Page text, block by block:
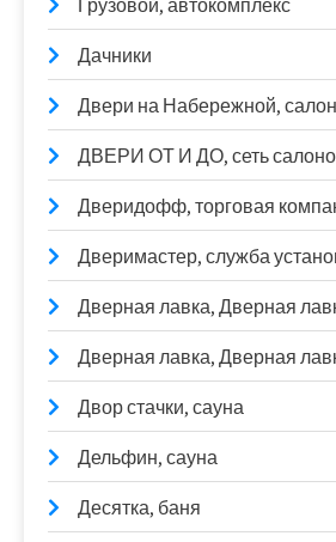
Грузовой, автокомплекс
Дачники
Двери на Набережной,
ДВЕРИ ОТ И ДО, сеть
Дверидофф, торговая
Дверимастер, служба
Дверная лавка, Дверная
Дверная лавка, Дверная
Двор стачки, сауна
Дельфин, сауна
Десятка, баня